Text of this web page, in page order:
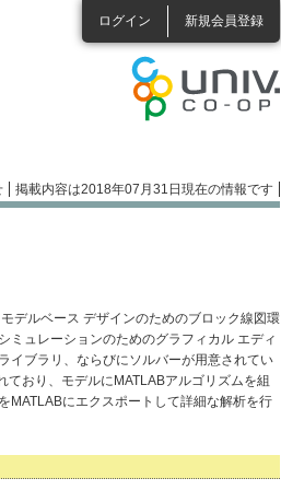
ログイン 新規会員登録
掲載内容は2018年07月31日現在の情報です
デルベース デザインのためのブロック線図環
ミュレーションのためのグラフィカル エディ
イブラリ、ならびにソルバーが用意されてい
ており、モデルにMATLABアルゴリズムを組
MATLABにエクスポートして詳細な解析を行